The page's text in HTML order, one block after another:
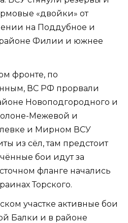
«двойки» от
на Поддубное и
районе Филии и южнее
фронте, по
ВС РФ прорвали
Новоподгородного и
Межевой и
и Мирном ВСУ
из сёл, там предстоит
бои идут за
фланге начались
Торского.
участке активные бои
Балки и в районе